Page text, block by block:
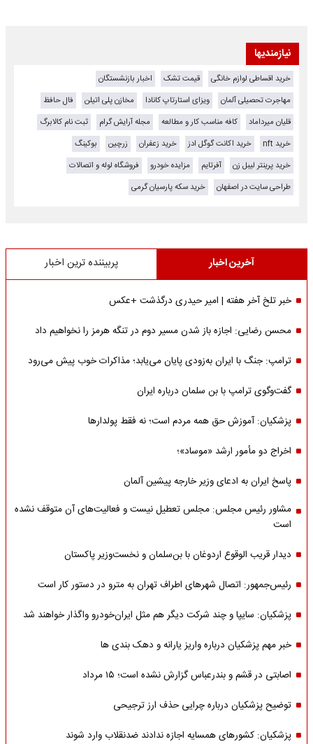
نیازمندیها
خرید اقساطی لوازم خانگی قیمت تشک
اخبار بازنشستگان
مهاجرت تحصیلی آلمان
ویزای استارتاپ کانادا مخازن پلی اتیلن
فال حافظ
قلیان میرداماد
کافه مناسب کار و مطالعه مجله آرایش گرام
ثبت نام کالابرگ
خرید nft
خرید اکانت گوگل ادز خرید زعفران زرچین
بوکینگ
خرید پرینتر لیبل زن
آفرتایم مزایده خودرو
فروشگاه لوله و اتصالات
طراحی سایت در اصفهان
خرید سکه پارسیان گرمی
آخرین اخبار پربیننده ترین اخبار
خبر تلخ آخر هفته | امیر حیدری درگذشت +عکس
محسن رضایی: اجازه باز شدن مسیر دوم در تنگه هرمز را نخواهیم داد
ترامپ: جنگ با ایران به‌زودی پایان می‌یابد؛ مذاکرات خوب پیش می‌رود
گفت‌وگوی ترامپ با بن سلمان درباره ایران
پزشکیان: آموزش حق همه مردم است؛ نه فقط پولدارها
اخراج دو مأمور ارشد «موساد»؛
پاسخ ایران به ادعای وزیر خارجه پیشین آلمان
مشاور رئیس مجلس: مجلس تعطیل نیست و فعالیت‌های آن متوقف نشده
است
دیدار قریب الوقوع اردوغان با بن‌سلمان و نخست‌وزیر پاکستان
رئیس‌جمهور: اتصال شهرهای اطراف تهران به مترو در دستور کار است
پزشکیان: سایپا و چند شرکت دیگر هم مثل ایران‌خودرو واگذار خواهند شد
خبر مهم پزشکیان درباره واریز یارانه و دهک بندی ها
اصابتی در قشم و بندرعباس گزارش نشده است؛ ۱۵ مرداد
توضیح پزشکیان درباره چرایی حذف ارز ترجیحی
پزشکیان: کشورهای همسایه اجازه ندادند ضدنقلاب وارد شوند